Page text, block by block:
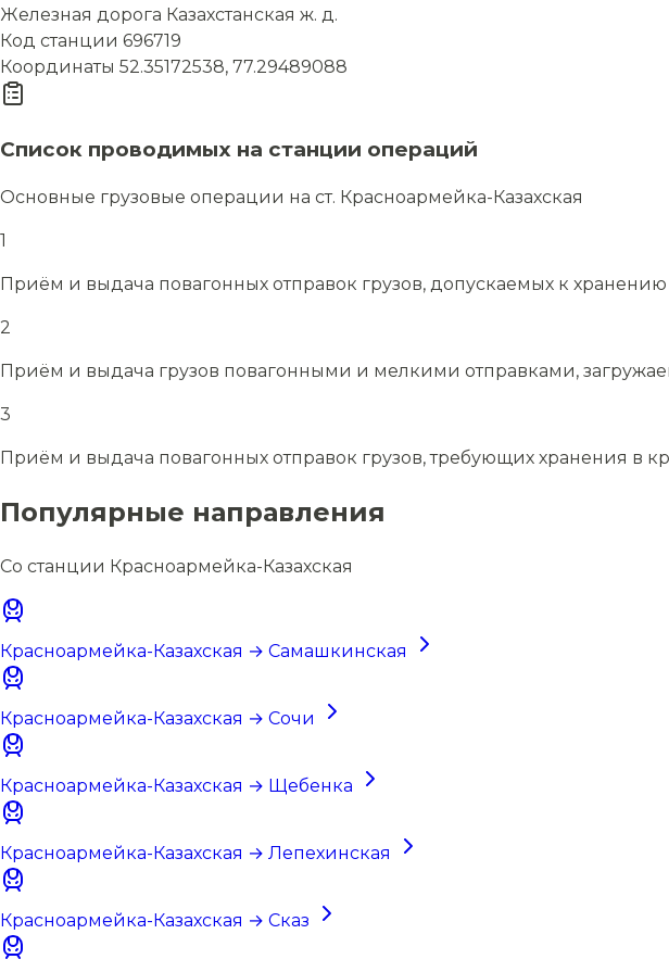
Железная дорога Казахстанская ж. д.
Код станции 696719
Координаты 52.35172538, 77.29489088
Список проводимых на станции операций
Основные грузовые операции на ст. Красноармейка-Казахская
1
Приём и выдача повагонных отправок грузов, допускаемых к
2
Приём и выдача грузов повагонными и мелкими отправками,
3
Приём и выдача повагонных отправок грузов, требующих хранения в
Популярные направления
Со станции Красноармейка-Казахская
Красноармейка-Казахская → Самашкинская
Красноармейка-Казахская → Сочи
Красноармейка-Казахская → Щебенка
Красноармейка-Казахская → Лепехинская
Красноармейка-Казахская → Сказ